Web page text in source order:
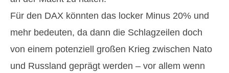
Für den DAX könnten das locker Minus 20% und
mehr bedeuten, da dann die Schlagzeilen doch
von einem potenziell großen Krieg zwischen Nato
und Russland geprägt werden – vor allem wenn